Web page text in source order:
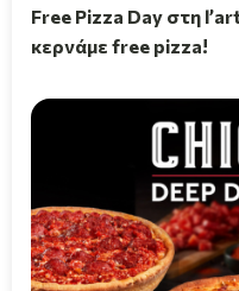
Free Pizza Day στη
κερνάμε free pizza!